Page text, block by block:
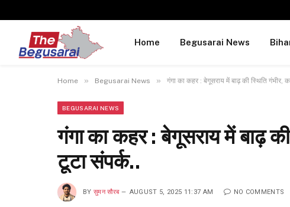
Home Begusarai News
Home » Begusarai News » गंगा का कहर : बेगूसराय में बाढ़ की स्थिति गंभीर,
BEGUSARAI NEWS
गंगा का कहर : बेगूसराय में बाढ़
टूटा संपर्क..
BY सुमन सौरब AUGUST 5, 2025 11:37 AM NO COMMENTS